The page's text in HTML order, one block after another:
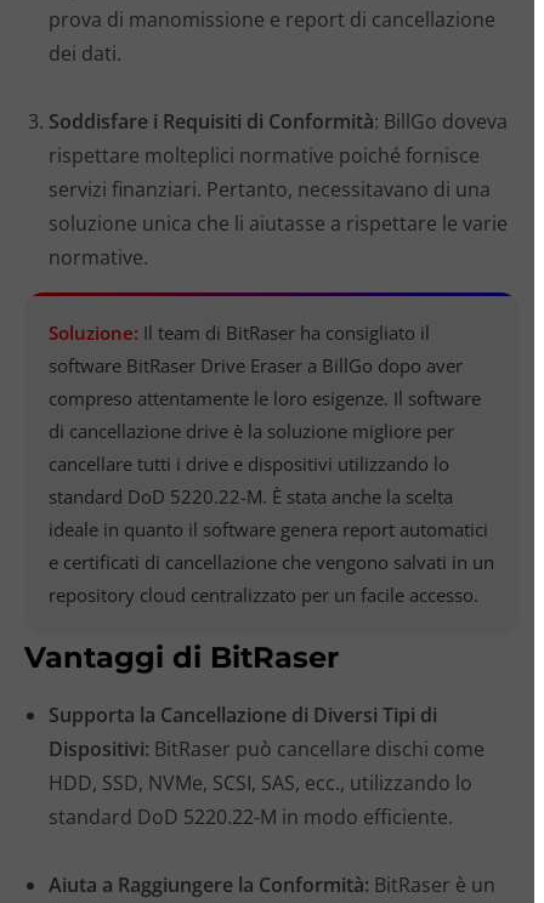
prova di manomissione e report di cancellazione
dei dati.
Soddisfare i Requisiti di Conformità: BillGo doveva
rispettare molteplici normative poiché fornisce
servizi finanziari. Pertanto, necessitavano di una
soluzione unica che li aiutasse a rispettare le varie
normative.
Soluzione: Il team di BitRaser ha consigliato il
software BitRaser Drive Eraser a BillGo dopo aver
compreso attentamente le loro esigenze. Il software
di cancellazione drive è la soluzione migliore per
cancellare tutti i drive e dispositivi utilizzando lo
standard DoD 5220.22-M. È stata anche la scelta
ideale in quanto il software genera report automatici
e certificati di cancellazione che vengono salvati in un
repository cloud centralizzato per un facile accesso.
Vantaggi di BitRaser
Supporta la Cancellazione di Diversi Tipi di
Dispositivi: BitRaser può cancellare dischi come
HDD, SSD, NVMe, SCSI, SAS, ecc., utilizzando lo
standard DoD 5220.22-M in modo efficiente.
Aiuta a Raggiungere la Conformità: BitRaser è un